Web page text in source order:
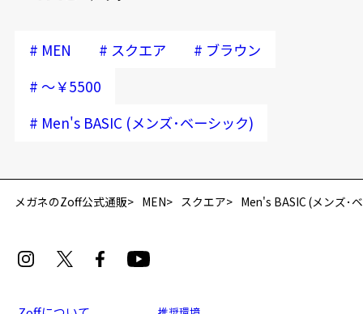
# MEN # スクエア # ブラウン
# ～￥5500
# Men's BASIC (メンズ･ベーシック)
メガネのZoff公式通販 MEN スクエア Men's BASIC (メンズ･